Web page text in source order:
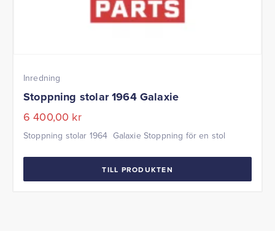
Inredning
Stoppning stolar 1964 Galaxie
6 400,00 kr
Stoppning stolar 1964 Galaxie Stoppning för en stol
TILL PRODUKTEN